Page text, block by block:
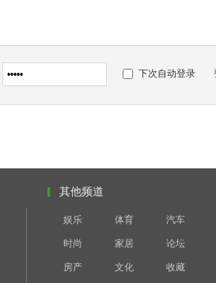
下次自动登录
其他频道
娱乐 体育 汽车
时尚 家居 论坛
房产 文化 收藏